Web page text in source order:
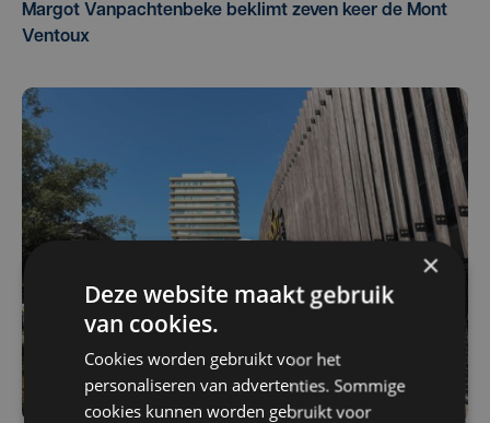
Margot Vanpachtenbeke beklimt zeven keer de Mont
Ventoux
×
Deze website maakt gebruik
van cookies.
Cookies worden gebruikt voor het
personaliseren van advertenties. Sommige
cookies kunnen worden gebruikt voor